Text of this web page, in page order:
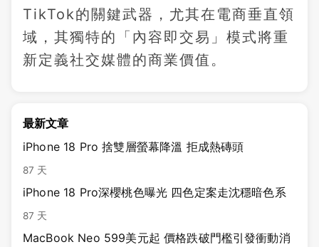
TikTok的關鍵武器，尤其在電商垂直領
域，其獨特的「內容即交易」模式將重
新定義社交媒體的商業價值。
最新文章
iPhone 18 Pro 捨雙層螢幕降溫 拒成熱磚頭
87 天
iPhone 18 Pro深櫻桃色曝光 四色定案走沈穩暗色系
87 天
MacBook Neo 599美元起 價格跌破門檻引發衝動消